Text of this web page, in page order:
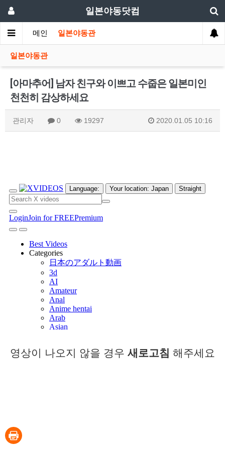
일본야동닷컴
메인 일본야동관
일본야동관
[아마추어] 남자 친구와 이쁘고 수줍은 일본미인
천천히 감상하세요
관리자 0 19297 2020.01.05 10:16
영상이 나오지 않을 경우 새로고침 해주세요